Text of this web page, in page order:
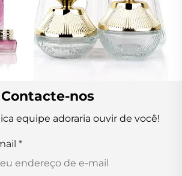
Contacte-nos
equipe adoraria ouvir de você!
*